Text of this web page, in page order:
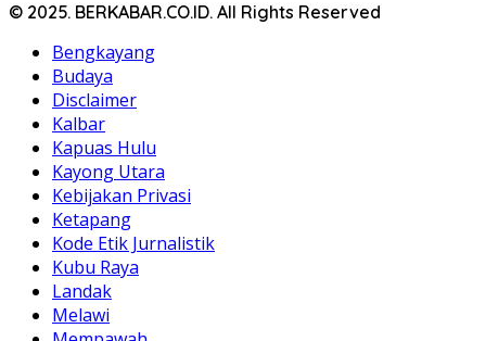
© 2025. BERKABAR.CO.ID. All Rights Reserved
Bengkayang
Budaya
Disclaimer
Kalbar
Kapuas Hulu
Kayong Utara
Kebijakan Privasi
Ketapang
Kode Etik Jurnalistik
Kubu Raya
Landak
Melawi